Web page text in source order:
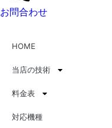
お問合わせ
HOME
当店の技術
料金表
対応機種